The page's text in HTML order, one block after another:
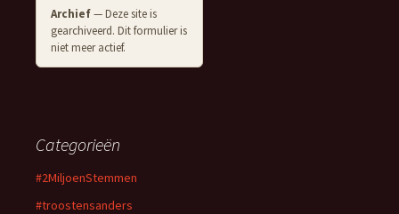
Archief— Deze site is
gearchiveerd. Dit formulier is
niet meer actief.
Categorieën
#2MiljoenStemmen
#troostensanders